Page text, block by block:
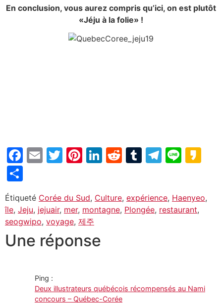
En conclusion, vous aurez compris qu’ici, on est plutôt
«Jéju à la folie» !
Facebook
EmailTwitter
Pinterest
LinkedIn
Reddit
TumblrLine
Étiqueté Corée du Sud, Culture, expérience, Haenyeo,
île, Jeju, jejuair, mer, montagne, Plongée, restaurant,
seogwipo, voyage, 제주
Une réponse
Ping :
Deux illustrateurs québécois récompensés au Nami
concours – Québec-Corée